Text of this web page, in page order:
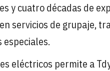
y cuatro décadas de
servicios de grupaje,
especiales.
eléctricos permite a